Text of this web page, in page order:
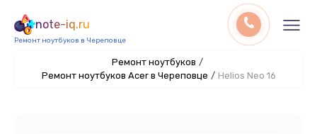
note-iq.ru
Ремонт ноутбуков в Череповце
Ремонт ноутбуков /
Ремонт ноутбуков Acer в Череповце / Helios Neo 16